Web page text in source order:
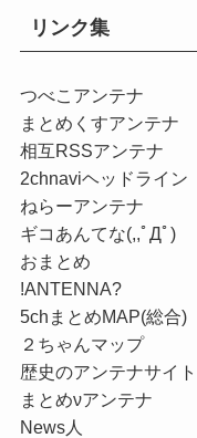
リンク集
つべこアンテナ
まとめくすアンテナ
相互RSSアンテナ
2chnaviヘッドライン
ねらーアンテナ
ギコあんてな(,,ﾟДﾟ)
おまとめ
!ANTENNA?
5chまとめMAP(総合)
２ちゃんマップ
歴史のアンテナサイト
まとめνアンテナ
News人